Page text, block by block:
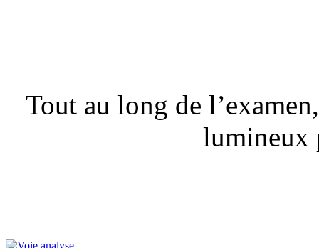
Tout au long de
lumineux